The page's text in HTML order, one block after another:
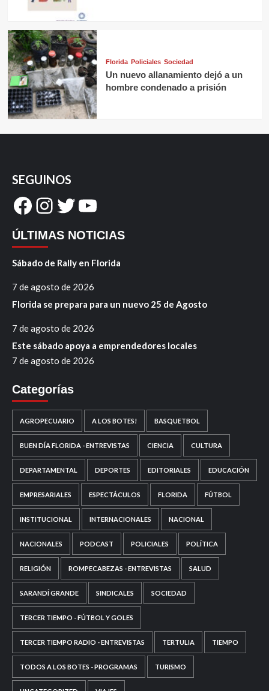
Florida Policiales Sociedad
Un nuevo allanamiento dejó a un
hombre condenado a prisión
SEGUINOS
Facebook
Instagram
Twitter
YouTube
ÚLTIMAS NOTICIAS
Sábado de Rally en Florida
7 de agosto de 2026
Florida se prepara para un nuevo 25 de Agosto
7 de agosto de 2026
Este sábado apoya a emprendedores locales
7 de agosto de 2026
Categorías
AGROPECUARIO A LOS BOTES! BASQUETBOL
BUEN DÍA FLORIDA - ENTREVISTAS CIENCIA CULTURA
DEPARTAMENTAL DEPORTES EDITORIALES EDUCACIÓN
EMPRESARIALES ESPECTÁCULOS FLORIDA FÚTBOL
INSTITUCIONAL INTERNACIONALES NACIONAL
NACIONALES PODCAST POLICIALES POLÍTICA
RELIGIÓN ROMPECABEZAS - ENTREVISTAS SALUD
SARANDÍ GRANDE SINDICALES SOCIEDAD
TERCER TIEMPO - FÚTBOL Y GOLES
TERCER TIEMPO RADIO - ENTREVISTAS TERTULIA TIEMPO
TODOS A LOS BOTES - PROGRAMAS TURISMO